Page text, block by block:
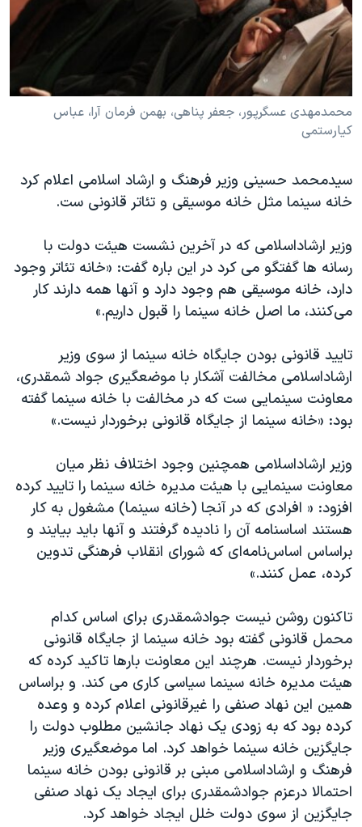
فرهنگ و زندگی
حقوق شهروندی
اقتصادی
اسرائیل در جنگ
آرشیو پخش زنده
مستندها
انتخابات ریاست جمهوری آمریکا ۲۰۲۴
حمله جمهوری اسلامی به اسرائیل
ورزش زنان در ایران
مجموعه مستندهای دادخواهی
دادگاه حمید نوری
چهل سال گروگان‌گیری
قانون شفافیت دارائی کادر رهبری ایران
اسرائیل در جنگ
نرگس محمدی برنده جایزه نوبل صلح
همایش محافظه‌کاران آمریکا «سی‌پک»
سفر پرزیدنت ترامپ به چین
دنبال کنید
زبانهای مختلف
محمدمهدی عسگرپور، جعفر پناهی، بهمن فرمان آرا، عباس
کیارستمی
سیدمحمد حسینی وزیر فرهنگ و ارشاد اسلامی اعلام کرد
خانه سینما مثل خانه موسیقی و تئاتر قانونی ست.
وزیر ارشاداسلامی که در آخرین نشست هیئت دولت با
رسانه ها گفتگو می کرد در این باره گفت: «خانه تئاتر وجود
دارد، خانه موسیقی هم وجود دارد و آنها همه دارند كار
می‌كنند، ما اصل خانه سینما را قبول داریم.»
تایید قانونی بودن جایگاه خانه سینما از سوی وزیر
ارشاداسلامی مخالفت آشکار با موضعگیری جواد شمقدری،
معاونت سینمایی ست که در مخالفت با خانه سینما گفته
بود: «خانه سینما از جایگاه قانونی برخوردار نیست.»
وزیر ارشاداسلامی همچنین وجود اختلاف نظر میان
معاونت سینمایی با هیئت مدیره خانه سینما را تایید کرده
افزود: « افرادی كه در آنجا (خانه سینما) مشغول به كار
هستند اساسنامه آن را نادیده گرفتند و آنها باید بیایند و
براساس اساس‌نامه‌ای كه شورای انقلاب فرهنگی تدوین
كرده، عمل كنند.»
تاکنون روشن نیست جوادشمقدری برای اساس کدام
محمل قانونی گفته بود خانه سینما از جایگاه قانونی
برخوردار نیست. هرچند این معاونت بارها تاکید کرده که
هیئت مدیره خانه سینما سیاسی کاری می کند. و براساس
همین این نهاد صنفی را غیرقانونی اعلام کرده و وعده
کرده بود که به زودی یک نهاد جانشین مطلوب دولت را
جایگزین خانه سینما خواهد کرد. اما موضعگیری وزیر
فرهنگ و ارشاداسلامی مبنی بر قانونی بودن خانه سینما
احتمالا درعزم جوادشمقدری برای ایجاد یک نهاد صنفی
جایگزین از سوی دولت خلل ایجاد خواهد کرد.